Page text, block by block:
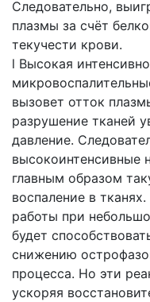
Следовательно,
плазмы за счёт
текучести крови.
l Высокая
вызовет отток
разрушение тканей
давление.
высокоинтенсивные
главным образом
воспаление в
работы при
будет
снижению
процесса. Но эти
ускоряя